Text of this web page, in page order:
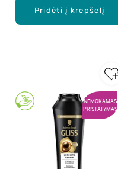
Pridėti į krepšelį
NEMOKAMAS
PRISTATYMAS